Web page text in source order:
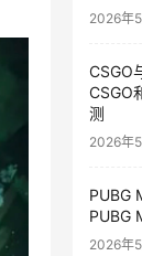
2026年
CSGO
CSGO
测
2026年
PUBG
PUBG
2026年